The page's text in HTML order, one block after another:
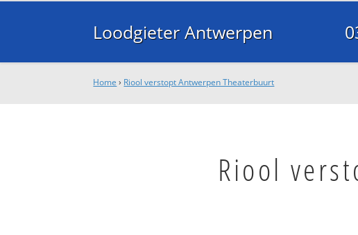
Loodgieter Antwerpen
Home › Riool verstopt Antwerpen Theaterbuurt
Riool